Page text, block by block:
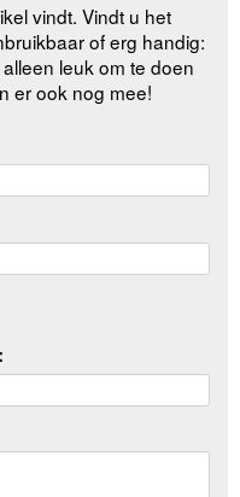
vindt. Vindt u het
of erg handig:
leuk om te doen
er ook nog mee!